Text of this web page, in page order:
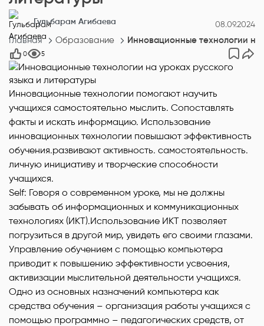
Гульбарам Агибаева 08.09.2024
Главная Образование Инновационные технологии на
0 5
Инновационные технологии помогают научить
учащихся самостоятельно мыслить. Сопоставлять
факты и искать информацию. Использование
инновационных технологии повышают эффективность
обучения.развивают активность. самостоятельность.
личную инициативу и творческие способности
учащихся.
Self: Говоря о современном уроке, мы не должны
забывать об информационных и коммуникационных
технологиях (ИКТ).Использование ИКТ позволяет
погрузиться в другой мир, увидеть его своими глазами.
Управление обучением с помощью компьютера
приводит к повышению эффективности усвоения,
активизации мыслительной деятельности учащихся.
Одно из основных назначений компьютера как
средства обучения – организация работы учащихся с
помощью программно – педагогических средств, от